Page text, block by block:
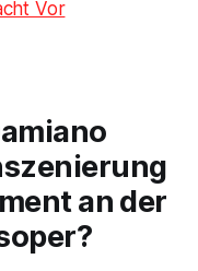
Vor
an der